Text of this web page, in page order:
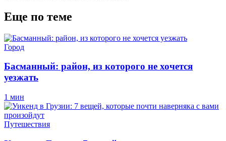
Еще по теме
Город
Басманный: район, из которого не хочется
уезжать
1 мин
Путешествия